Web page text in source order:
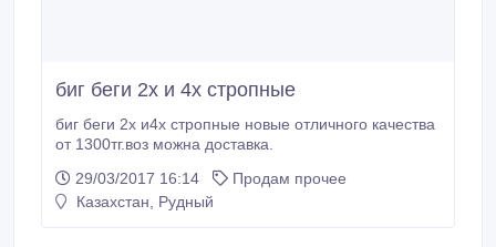
биг беги 2х и 4х стропные
биг беги 2х и4х стропные новые отличного качества
от 1300тг.воз можна доставка.
29/03/2017 16:14
Продам прочее
Казахстан, Рудный